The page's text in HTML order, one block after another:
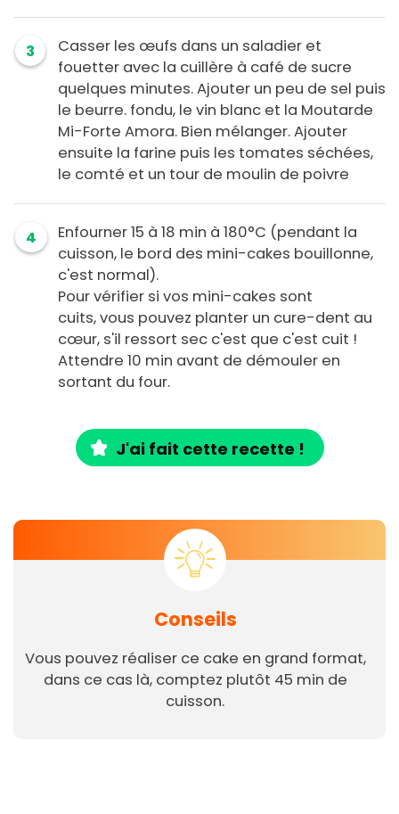
3
Casser les œufs dans un saladier et
fouetter avec la cuillère à café de sucre
quelques minutes. Ajouter un peu de sel puis
le beurre. fondu, le vin blanc et la Moutarde
Mi-Forte Amora. Bien mélanger. Ajouter
ensuite la farine puis les tomates séchées,
le comté et un tour de moulin de poivre
4
Enfourner 15 à 18 min à 180°C (pendant la
cuisson, le bord des mini-cakes bouillonne,
c'est normal).
Pour vérifier si vos mini-cakes sont
cuits, vous pouvez planter un cure-dent au
cœur, s'il ressort sec c'est que c'est cuit !
Attendre 10 min avant de démouler en
sortant du four.
J'ai fait cette recette !
Conseils
Vous pouvez réaliser ce cake en grand format,
dans ce cas là, comptez plutôt 45 min de
cuisson.